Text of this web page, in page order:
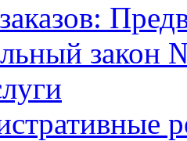
закон